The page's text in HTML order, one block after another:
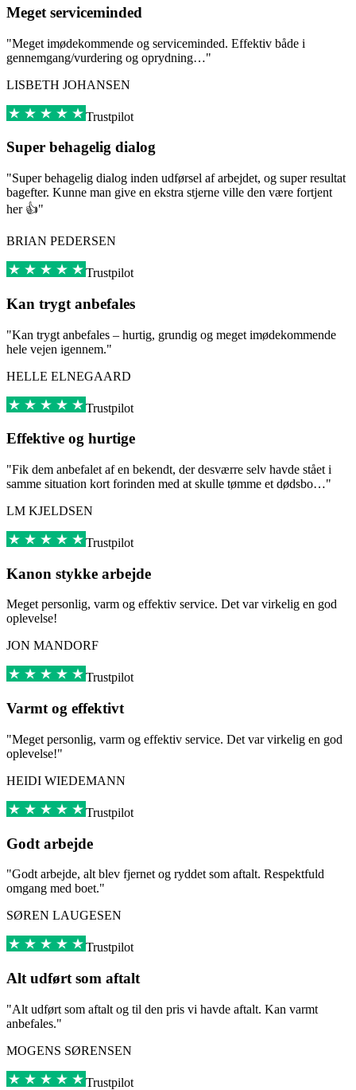
Meget serviceminded
"Meget imødekommende og serviceminded. Effektiv både i
gennemgang/vurdering og oprydning…"
LISBETH JOHANSEN
Trustpilot
Super behagelig dialog
"Super behagelig dialog inden udførsel af arbejdet, og super resultat
bagefter. Kunne man give en ekstra stjerne ville den være fortjent
her 👍"
BRIAN PEDERSEN
Trustpilot
Kan trygt anbefales
"Kan trygt anbefales – hurtig, grundig og meget imødekommende
hele vejen igennem."
HELLE ELNEGAARD
Trustpilot
Effektive og hurtige
"Fik dem anbefalet af en bekendt, der desværre selv havde stået i
samme situation kort forinden med at skulle tømme et dødsbo…"
LM KJELDSEN
Trustpilot
Kanon stykke arbejde
Meget personlig, varm og effektiv service. Det var virkelig en god
oplevelse!
JON MANDORF
Trustpilot
Varmt og effektivt
"Meget personlig, varm og effektiv service. Det var virkelig en god
oplevelse!"
HEIDI WIEDEMANN
Trustpilot
Godt arbejde
"Godt arbejde, alt blev fjernet og ryddet som aftalt. Respektfuld
omgang med boet."
SØREN LAUGESEN
Trustpilot
Alt udført som aftalt
"Alt udført som aftalt og til den pris vi havde aftalt. Kan varmt
anbefales."
MOGENS SØRENSEN
Trustpilot